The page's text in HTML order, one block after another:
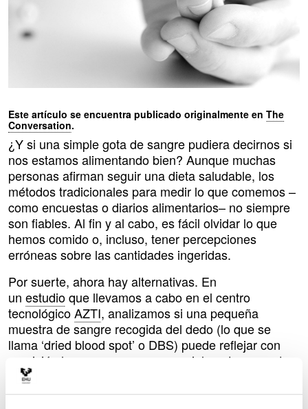
Este artículo se encuentra publicado originalmente en The
Conversation.
¿Y si una simple gota de sangre pudiera decirnos si
nos estamos alimentando bien? Aunque muchas
personas afirman seguir una dieta saludable, los
métodos tradicionales para medir lo que comemos –
como encuestas o diarios alimentarios– no siempre
son fiables. Al fin y al cabo, es fácil olvidar lo que
hemos comido o, incluso, tener percepciones
erróneas sobre las cantidades ingeridas.
Por suerte, ahora hay alternativas. En
un estudioque llevamos a cabo en el centro
tecnológicoAZTI, analizamos si una pequeña
muestra de sangre recogida del dedo (lo que se
llama ‘dried blood spot’ o DBS) puede reflejar con
precisión lo que comemos, especialmente respecto
al consumo de pescado azul, rico en grasas
saludables omega-3.